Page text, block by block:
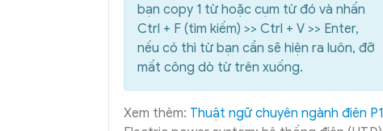
bạn copy 1 từ hoặc cụm từ đó và nhấn
Ctrl + F (tìm kiếm) >> Ctrl + V >> Enter,
nếu có thì từ bạn cần sẽ hiện ra luôn, đỡ
mất công dò từ trên xuống.
Xem thêm: Thuật ngữ chuyên ngành điên P1